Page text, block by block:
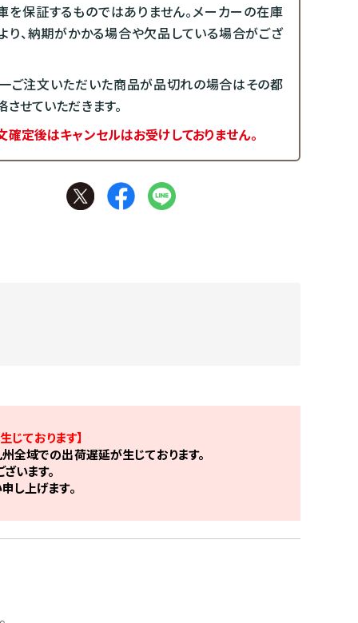
を保証するものではありません。メーカーの在庫
り、納期がかかる場合や欠品している場合がござ
ご注文いただいた商品が品切れの場合はその都
させていただきます。
定後はキャンセルはお受けしておりません。
ております】
全域での出荷遅延が生じております。
います。
し上げます。